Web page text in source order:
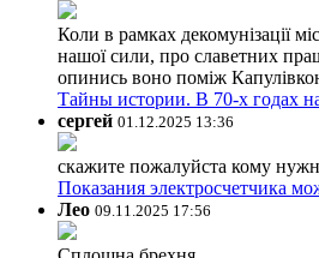
Коли в рамках декомунізації
нашої сили, про славетних
опинись воно поміж
Тайны истории. В 70-х годах
сергей 01.12.2025 13:36
скажите пожалуйста кому
Показания электросчетчика
Лео 09.11.2025 17:56